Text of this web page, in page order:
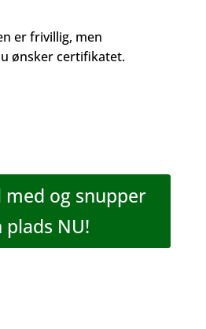
er frivillig, men
ønsker certifikatet.
med og snupper
plads NU!